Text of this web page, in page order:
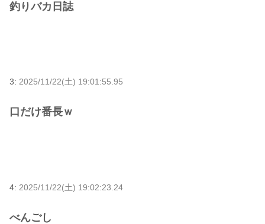
釣りバカ日誌
3: 2025/11/22(土) 19:01:55.95
口だけ番長ｗ
4: 2025/11/22(土) 19:02:23.24
べんごし